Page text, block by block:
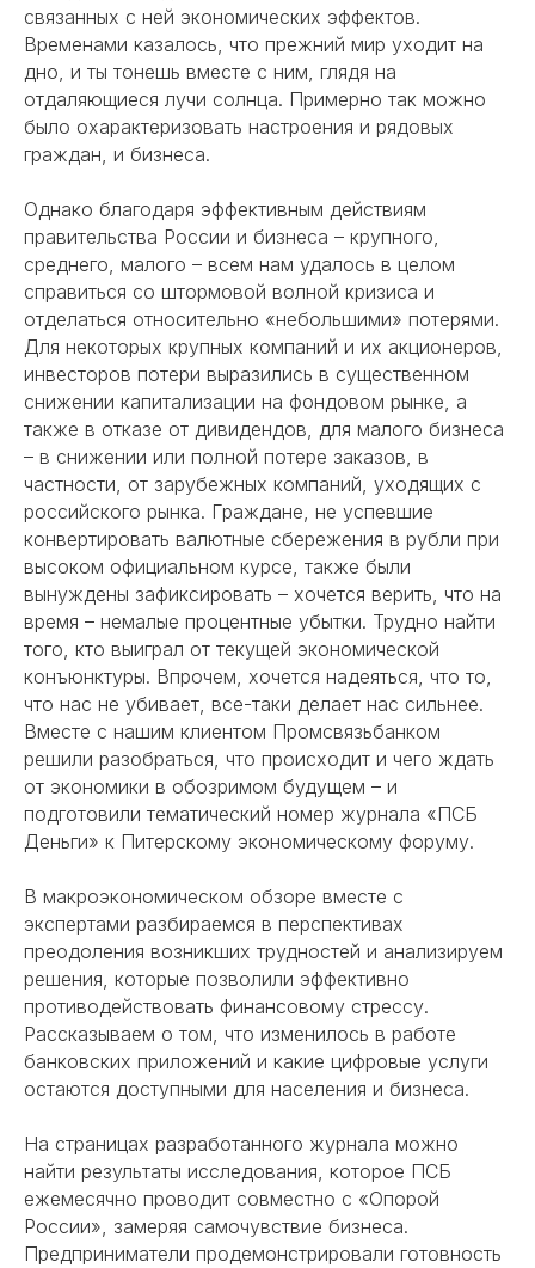
связанных с ней экономических эффектов.
Временами казалось, что прежний мир уходит на
дно, и ты тонешь вместе с ним, глядя на
отдаляющиеся лучи солнца. Примерно так можно
было охарактеризовать настроения и рядовых
граждан, и бизнеса.
Однако благодаря эффективным действиям
правительства России и бизнеса – крупного,
среднего, малого – всем нам удалось в целом
справиться со штормовой волной кризиса и
отделаться относительно «небольшими» потерями.
Для некоторых крупных компаний и их акционеров,
инвесторов потери выразились в существенном
снижении капитализации на фондовом рынке, а
также в отказе от дивидендов, для малого бизнеса
– в снижении или полной потере заказов, в
частности, от зарубежных компаний, уходящих с
российского рынка. Граждане, не успевшие
конвертировать валютные сбережения в рубли при
высоком официальном курсе, также были
вынуждены зафиксировать – хочется верить, что на
время – немалые процентные убытки. Трудно найти
того, кто выиграл от текущей экономической
конъюнктуры. Впрочем, хочется надеяться, что то,
что нас не убивает, все-таки делает нас сильнее.
Вместе с нашим клиентом Промсвязьбанком
решили разобраться, что происходит и чего ждать
от экономики в обозримом будущем – и
подготовили тематический номер журнала «ПСБ
Деньги» к Питерскому экономическому форуму.
В макроэкономическом обзоре вместе с
экспертами разбираемся в перспективах
преодоления возникших трудностей и анализируем
решения, которые позволили эффективно
противодействовать финансовому стрессу.
Рассказываем о том, что изменилось в работе
банковских приложений и какие цифровые услуги
остаются доступными для населения и бизнеса.
На страницах разработанного журнала можно
найти результаты исследования, которое ПСБ
ежемесячно проводит совместно с «Опорой
России», замеряя самочувствие бизнеса.
Предприниматели продемонстрировали готовность